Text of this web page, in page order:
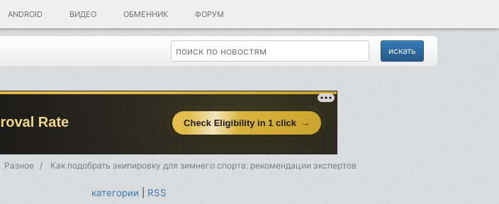
ANDROID ВИДЕО ОБМЕННИК ФОРУМ
Разное Как подобрать экипировку для зимнего спорта: рекомендации экспертов
категории RSS